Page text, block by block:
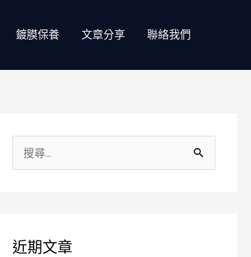
鍍膜保養 文章分享 聯絡我們
字
近期文章